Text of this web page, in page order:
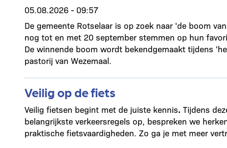
05.08.2026 - 09:57
De gemeente Rotselaar is op zoek naar 'de boom
nog tot en met 20 september stemmen op hun
De winnende boom wordt bekendgemaakt tijdens
pastorij van Wezemaal.
Veilig op de fiets
Veilig fietsen begint met de juiste kennis. Tijdens
belangrijkste verkeersregels op, bespreken we
praktische fietsvaardigheden. Zo ga je met meer